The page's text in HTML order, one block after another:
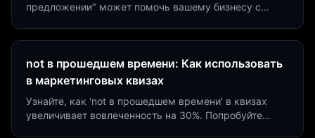
предложении" может помочь вашему бизнесу с
not в прошедшем времени: Как использовать
в маркетинговых квизах
Узнайте, как 'not в прошедшем времени' в квизах
увеличивает вовлеченность на 30%. Попробуйте